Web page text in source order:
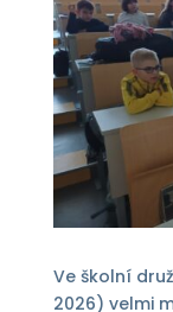
Ve školní
2026) velmi